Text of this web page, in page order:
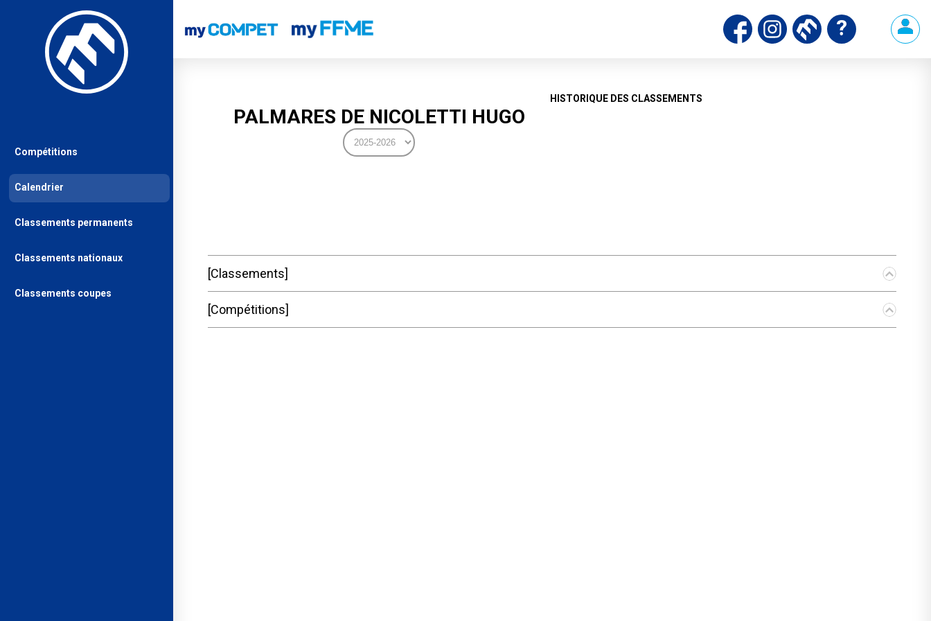
PALMARES DE NICOLETTI HUGO
HISTORIQUE DES CLASSEMENTS
Classements
Compétitions
Compétitions
Calendrier
Classements permanents
Classements nationaux
Classements coupes